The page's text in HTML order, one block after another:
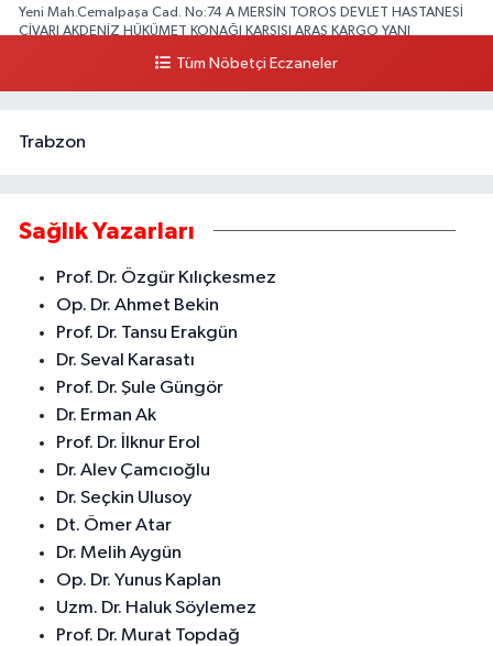
Yeni Mah.Cemalpaşa Cad. No:74 A MERSİN TOROS DEVLET HASTANESİ
CİVARI AKDENİZ HÜKÜMET KONAĞI KARŞISI ARAS KARGO YANI
Yol Tarifi Al
Tüm Nöbetçi Eczaneler
Trabzon
Sağlık Yazarları
Prof. Dr. Özgür Kılıçkesmez
Op. Dr. Ahmet Bekin
Prof. Dr. Tansu Erakgün
Dr. Seval Karasatı
Prof. Dr. Şule Güngör
Dr. Erman Ak
Prof. Dr. İlknur Erol
Dr. Alev Çamcıoğlu
Dr. Seçkin Ulusoy
Dt. Ömer Atar
Dr. Melih Aygün
Op. Dr. Yunus Kaplan
Uzm. Dr. Haluk Söylemez
Prof. Dr. Murat Topdağ